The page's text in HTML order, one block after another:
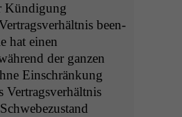
Kündigung
been­
hat einen
der ganzen
Einschränkung
Ver­tragsver­hält­nis